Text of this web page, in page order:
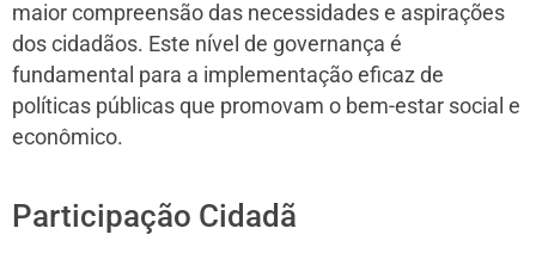
maior compreensão das necessidades e aspirações
dos cidadãos. Este nível de governança é
fundamental para a implementação eficaz de
políticas públicas que promovam o bem-estar social e
econômico.
Participação Cidadã